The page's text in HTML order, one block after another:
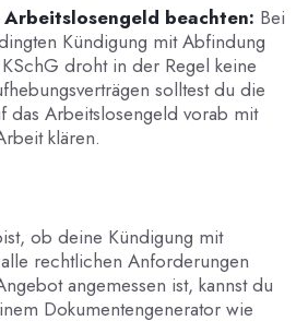
beachten: Bei
Kündigung mit Abfindung
KSchG droht in der Regel keine
solltest du die
das Arbeitslosengeld vorab mit
klären.
ob deine Kündigung mit
rechtlichen Anforderungen
angemessen ist, kannst du
Dokumentengenerator wie